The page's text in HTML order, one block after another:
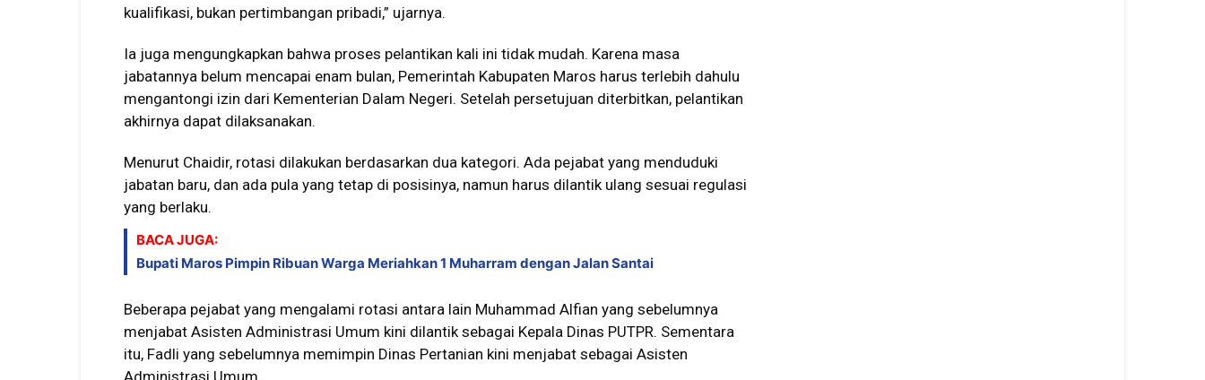
kualifikasi, bukan pertimbangan pribadi,” ujarnya.
Ia juga mengungkapkan bahwa proses pelantikan kali ini tidak mudah. Karena masa
jabatannya belum mencapai enam bulan, Pemerintah Kabupaten Maros harus terlebih dahulu
mengantongi izin dari Kementerian Dalam Negeri. Setelah persetujuan diterbitkan, pelantikan
akhirnya dapat dilaksanakan.
Menurut Chaidir, rotasi dilakukan berdasarkan dua kategori. Ada pejabat yang menduduki
jabatan baru, dan ada pula yang tetap di posisinya, namun harus dilantik ulang sesuai regulasi
yang berlaku.
BACA JUGA:
Bupati Maros Pimpin Ribuan Warga Meriahkan 1 Muharram dengan Jalan Santai
Beberapa pejabat yang mengalami rotasi antara lain Muhammad Alfian yang sebelumnya
menjabat Asisten Administrasi Umum kini dilantik sebagai Kepala Dinas PUTPR. Sementara
itu, Fadli yang sebelumnya memimpin Dinas Pertanian kini menjabat sebagai Asisten
Administrasi Umum.